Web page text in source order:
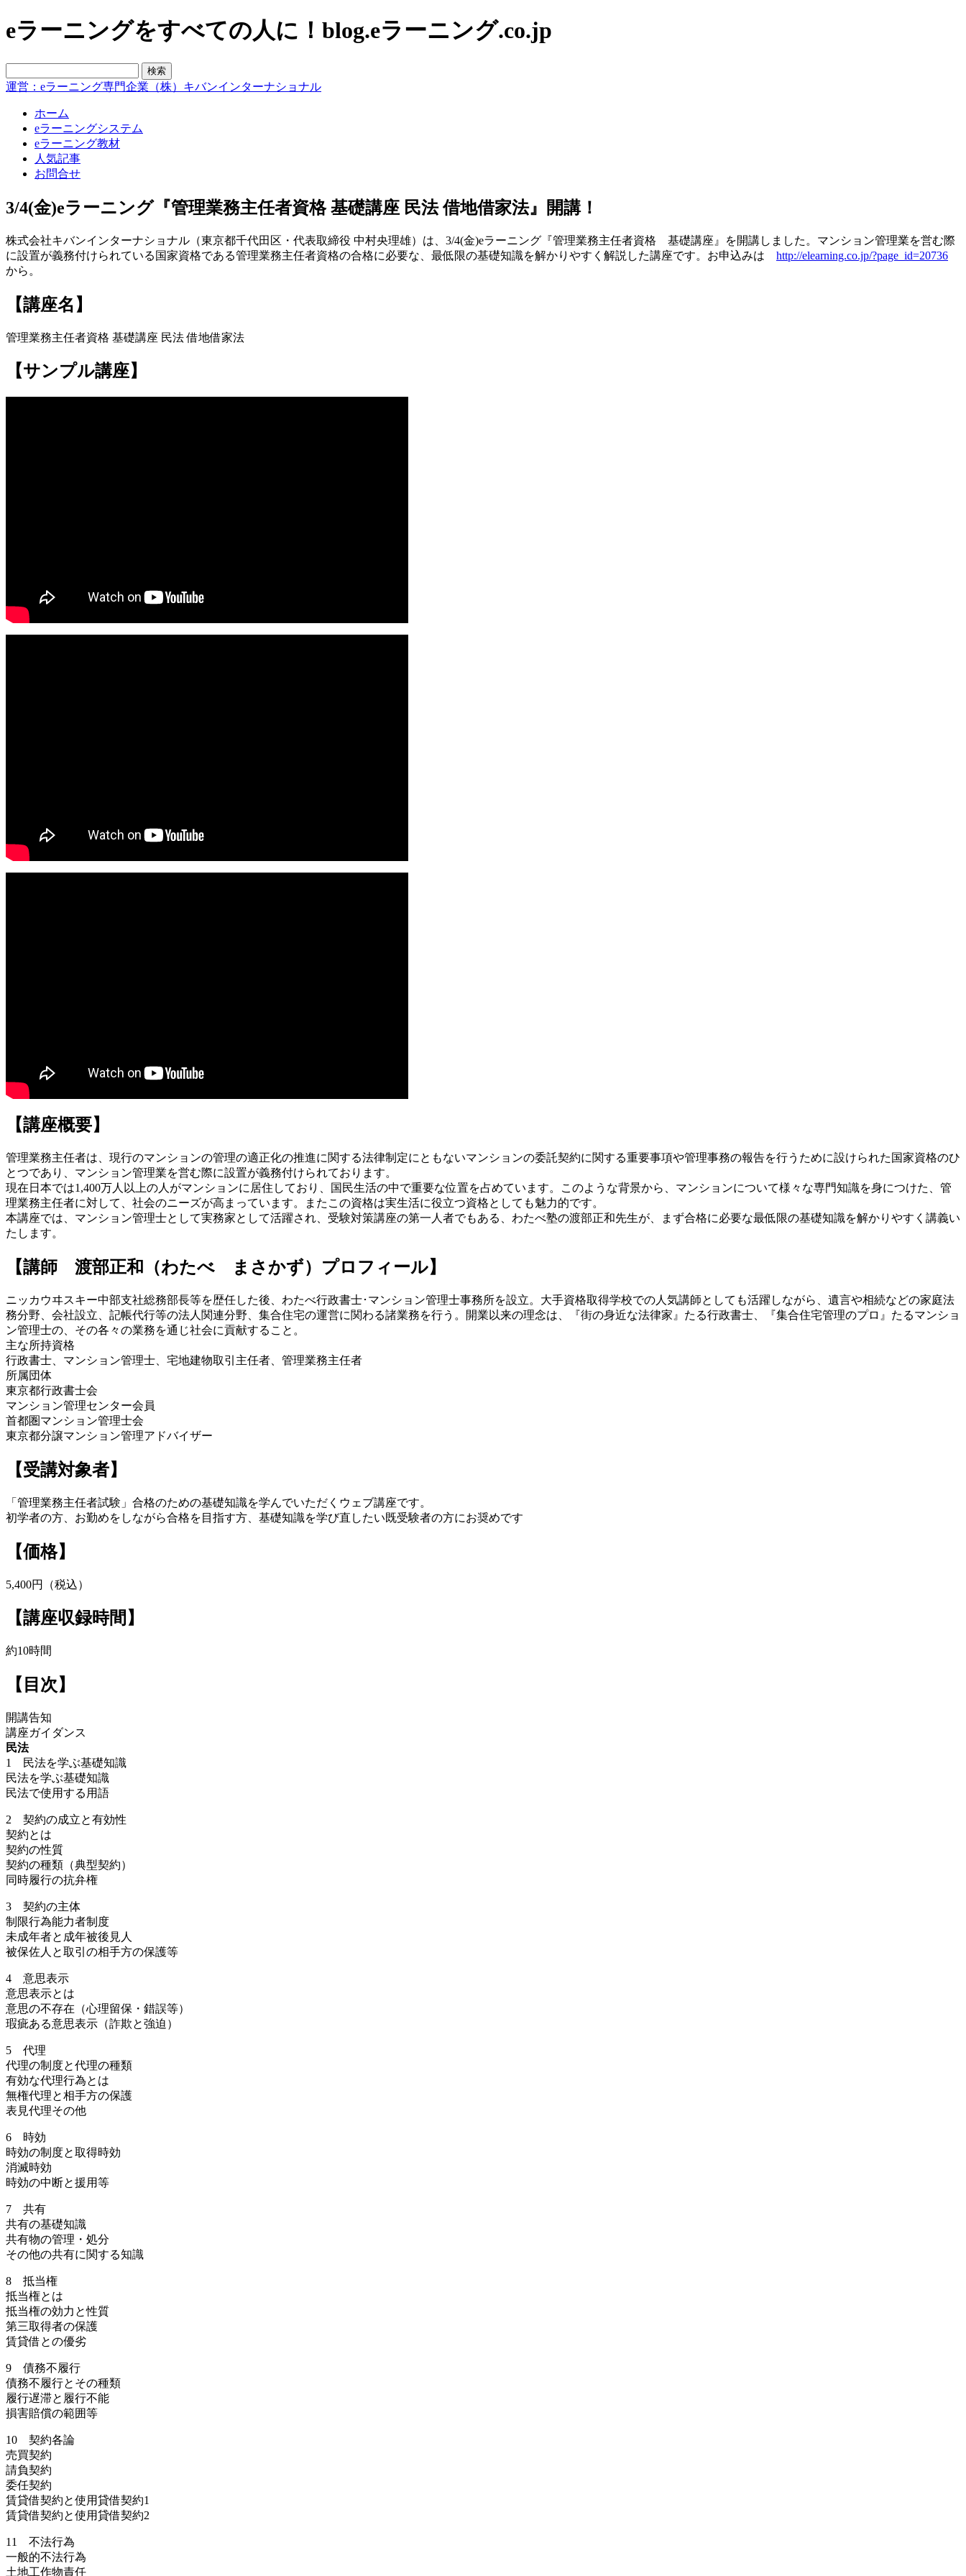
eラーニングをすべての人に！blog.eラーニング.co.jp
運営：eラーニング専門企業（株）キバンインターナショナル
ホーム
eラーニングシステム
eラーニング教材
人気記事
お問合せ
3/4(金)eラーニング『管理業務主任者資格 基礎講座 民法 借地借家法』開講！
株式会社キバンインターナショナル（東京都千代田区・代表取締役 中村央理雄）は、3/4(金)eラーニング『管理業務主任者資格 基礎講座』を開講しました。マンション管理業を営む際
に設置が義務付けられている国家資格である管理業務主任者資格の合格に必要な、最低限の基礎知識を解かりやすく解説した講座です。お申込みは http://elearning.co.jp/?page_id=20736
から。
【講座名】
管理業務主任者資格 基礎講座 民法 借地借家法
【サンプル講座】
【講座概要】
管理業務主任者は、現行のマンションの管理の適正化の推進に関する法律制定にともないマンションの委託契約に関する重要事項や管理事務の報告を行うために設けられた国家資格のひ
とつであり、マンション管理業を営む際に設置が義務付けられております。
現在日本では1,400万人以上の人がマンションに居住しており、国民生活の中で重要な位置を占めています。このような背景から、マンションについて様々な専門知識を身につけた、管
理業務主任者に対して、社会のニーズが高まっています。またこの資格は実生活に役立つ資格としても魅力的です。
本講座では、マンション管理士として実務家として活躍され、受験対策講座の第一人者でもある、わたべ塾の渡部正和先生が、まず合格に必要な最低限の基礎知識を解かりやすく講義い
たします。
【講師 渡部正和（わたべ まさかず）プロフィール】
ニッカウヰスキー中部支社総務部長等を歴任した後、わたべ行政書士･マンション管理士事務所を設立。大手資格取得学校での人気講師としても活躍しながら、遺言や相続などの家庭法
務分野、会社設立、記帳代行等の法人関連分野、集合住宅の運営に関わる諸業務を行う。開業以来の理念は、『街の身近な法律家』たる行政書士、『集合住宅管理のプロ』たるマンショ
ン管理士の、その各々の業務を通じ社会に貢献すること。
主な所持資格
行政書士、マンション管理士、宅地建物取引主任者、管理業務主任者
所属団体
東京都行政書士会
マンション管理センター会員
首都圏マンション管理士会
東京都分譲マンション管理アドバイザー
【受講対象者】
「管理業務主任者試験」合格のための基礎知識を学んでいただくウェブ講座です。
初学者の方、お勤めをしながら合格を目指す方、基礎知識を学び直したい既受験者の方にお奨めです
【価格】
5,400円（税込）
【講座収録時間】
約10時間
【目次】
開講告知
講座ガイダンス
民法
1 民法を学ぶ基礎知識
民法を学ぶ基礎知識
民法で使用する用語
2 契約の成立と有効性
契約とは
契約の性質
契約の種類（典型契約）
同時履行の抗弁権
3 契約の主体
制限行為能力者制度
未成年者と成年被後見人
被保佐人と取引の相手方の保護等
4 意思表示
意思表示とは
意思の不存在（心理留保・錯誤等）
瑕疵ある意思表示（詐欺と強迫）
5 代理
代理の制度と代理の種類
有効な代理行為とは
無権代理と相手方の保護
表見代理その他
6 時効
時効の制度と取得時効
消滅時効
時効の中断と援用等
7 共有
共有の基礎知識
共有物の管理・処分
その他の共有に関する知識
8 抵当権
抵当権とは
抵当権の効力と性質
第三取得者の保護
賃貸借との優劣
9 債務不履行
債務不履行とその種類
履行遅滞と履行不能
損害賠償の範囲等
10 契約各論
売買契約
請負契約
委任契約
賃貸借契約と使用貸借契約1
賃貸借契約と使用貸借契約2
11 不法行為
一般的不法行為
土地工作物責任